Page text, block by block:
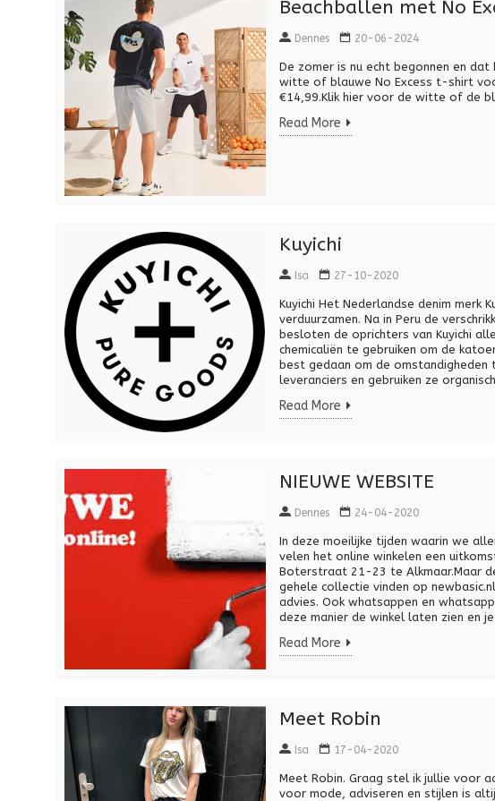
Beachballen met No
Dennes 20-06-2024
De zomer is nu echt begonnen en
witte of blauwe No Excess t-shirt
€14,99.Klik hier voor de witte of de
Read More
Kuyichi
Isa 27-10-2020
Kuyichi Het Nederlandse denim merk
verduurzamen. Na in Peru de
besloten de oprichters van Kuyichi
chemicaliën te gebruiken om de
best gedaan om de omstandigheden
leveranciers en gebruiken ze
Read More
NIEUWE WEBSITE
Dennes 24-04-2020
In deze moeilijke tijden waarin we
velen het online winkelen een
Boterstraat 21-23 te Alkmaar.Maar
gehele collectie vinden op
advies. Ook whatsappen en
deze manier de winkel laten zien en
Read More
Meet Robin
Isa 17-04-2020
Meet Robin. Graag stel ik jullie voor
voor mode, adviseren en stijlen is